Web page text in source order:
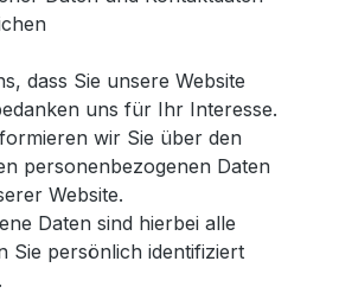
dass Sie unsere Website
uns für Ihr Interesse.
wir Sie über den
personenbezogenen Daten
Website.
Daten sind hierbei alle
Sie persönlich identifiziert